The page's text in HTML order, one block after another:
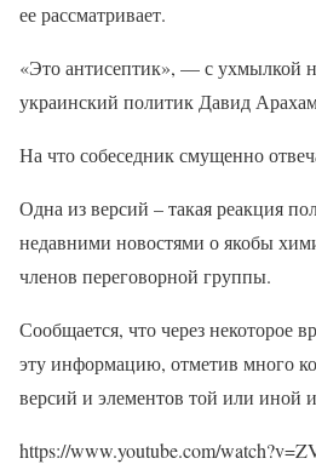
ее рассматривает.
«Это антисептик», — с ухмылкой
украинский политик Давид
На что собеседник смущенно
Одна из версий – такая реакция
недавними новостями о якобы
членов переговорной группы.
Сообщается, что через некоторое
эту информацию, отметив много
версий и элементов той или
https://www.youtube.com/